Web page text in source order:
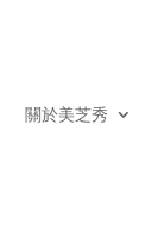
關於美芝秀